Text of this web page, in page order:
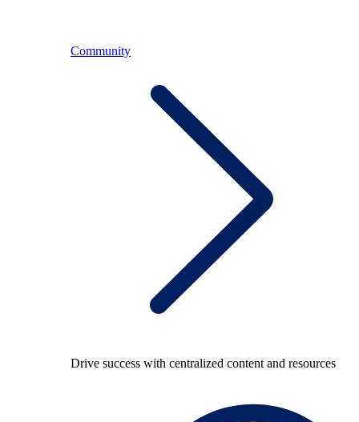
Community
Drive success with centralized content and resources